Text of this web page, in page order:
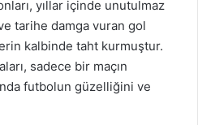
yıllar içinde unutulmaz
tarihe damga vuran gol
kalbinde taht kurmuştur.
sadece bir maçın
futbolun güzelliğini ve